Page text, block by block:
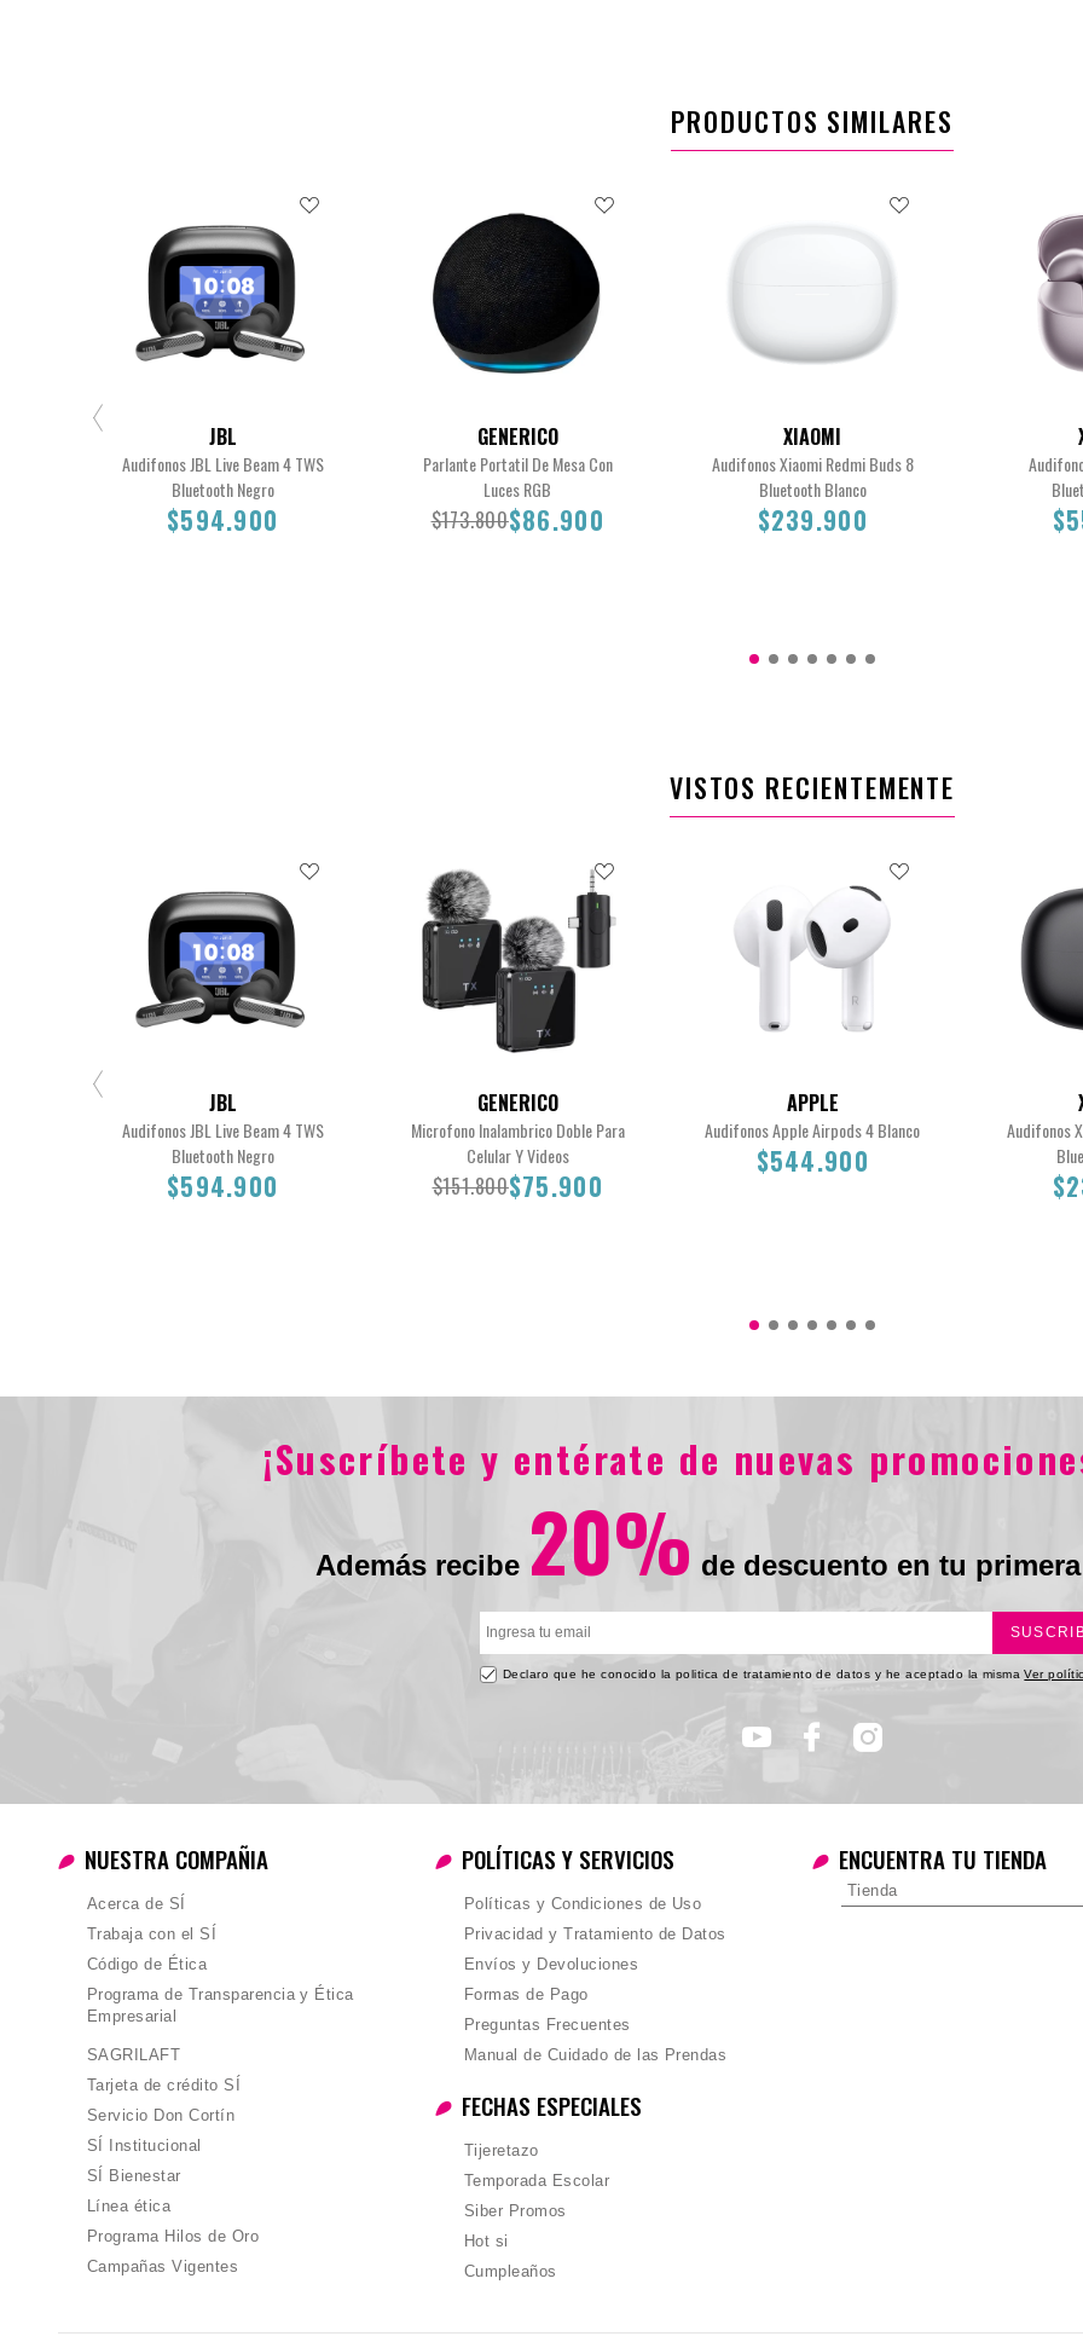
PRODUCTOS SIMILARES
JBL
Audifonos JBL Live Beam 4 TWS
Bluetooth Negro
$594.900
GENERICO
Parlante Portatil De Mesa Con
Luces RGB
$173.800$86.900
XIAOMI
Audifonos Xiaomi Redmi Buds 8
Bluetooth Blanco
$239.900
VISTOS RECIENTEMENTE
JBL
Audifonos JBL Live Beam 4 TWS
Bluetooth Negro
$594.900
GENERICO
Microfono Inalambrico Doble Para
Celular Y Videos
$151.800$75.900
APPLE
Audifonos Apple Airpods 4 Blanco
$544.900
$544.900
Audifonos
¡Suscríbete y entérate de nuevas
Además recibe 20% de descuento en tu
Declaro que he conocido la politica de tratamiento de datos y he aceptado la misma Ver
NUESTRA COMPAÑIA
Acerca de SÍ
Trabaja con el SÍ
Código de Ética
Programa de Transparencia y Ética
Empresarial
SAGRILAFT
Tarjeta de crédito SÍ
Servicio Don Cortín
SÍ Institucional
SÍ Bienestar
Línea ética
Programa Hilos de Oro
Campañas Vigentes
POLÍTICAS Y SERVICIOS
Políticas y Condiciones de Uso
Privacidad y Tratamiento de Datos
Envíos y Devoluciones
Formas de Pago
Preguntas Frecuentes
Manual de Cuidado de las Prendas
FECHAS ESPECIALES
Tijeretazo
Temporada Escolar
Siber Promos
Hot si
Cumpleaños
ENCUENTRA TU TIENDA
Tienda